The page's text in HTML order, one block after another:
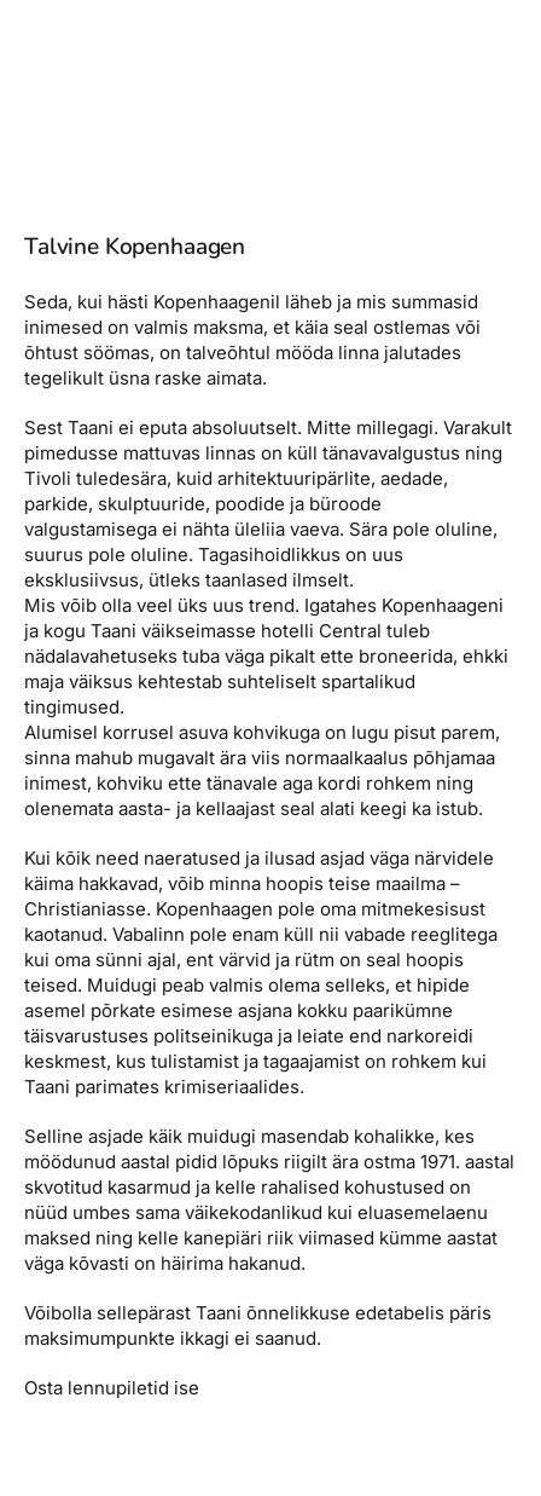
Talvine Kopenhaagen
Seda, kui hästi Kopenhaagenil läheb ja mis summasid
inimesed on valmis maksma, et käia seal ostlemas või
õhtust söömas, on talveõhtul mööda linna jalutades
tegelikult üsna raske aimata.
Sest Taani ei eputa absoluutselt. Mitte millegagi. Varakult
pimedusse mattuvas linnas on küll tänavavalgustus ning
Tivoli tuledesära, kuid arhitektuuripärlite, aedade,
parkide, skulptuuride, poodide ja büroode
valgustamisega ei nähta üleliia vaeva. Sära pole oluline,
suurus pole oluline. Tagasihoidlikkus on uus
eksklusiivsus, ütleks taanlased ilmselt.
Mis võib olla veel üks uus trend. Igatahes Kopenhaageni
ja kogu Taani väikseimasse hotelli Central tuleb
nädalavahetuseks tuba väga pikalt ette broneerida, ehkki
maja väiksus kehtestab suhteliselt spartalikud
tingimused.
Alumisel korrusel asuva kohvikuga on lugu pisut parem,
sinna mahub mugavalt ära viis normaalkaalus põhjamaa
inimest, kohviku ette tänavale aga kordi rohkem ning
olenemata aasta- ja kellaajast seal alati keegi ka istub.
Kui kõik need naeratused ja ilusad asjad väga närvidele
käima hakkavad, võib minna hoopis teise maailma –
Christianiasse. Kopenhaagen pole oma mitmekesisust
kaotanud. Vabalinn pole enam küll nii vabade reeglitega
kui oma sünni ajal, ent värvid ja rütm on seal hoopis
teised. Muidugi peab valmis olema selleks, et hipide
asemel põrkate esimese asjana kokku paarikümne
täisvarustuses politseinikuga ja leiate end narkoreidi
keskmest, kus tulistamist ja tagaajamist on rohkem kui
Taani parimates krimiseriaalides.
Selline asjade käik muidugi masendab kohalikke, kes
möödunud aastal pidid lõpuks riigilt ära ostma 1971. aastal
skvotitud kasarmud ja kelle rahalised kohustused on
nüüd umbes sama väikekodanlikud kui eluasemelaenu
maksed ning kelle kanepiäri riik viimased kümme aastat
väga kõvasti on häirima hakanud.
Võibolla sellepärast Taani õnnelikkuse edetabelis päris
maksimumpunkte ikkagi ei saanud.
Osta lennupiletid ise